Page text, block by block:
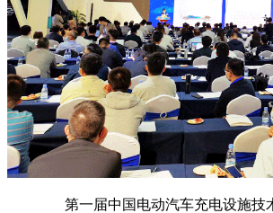
第一届中国电动汽车充电设施技